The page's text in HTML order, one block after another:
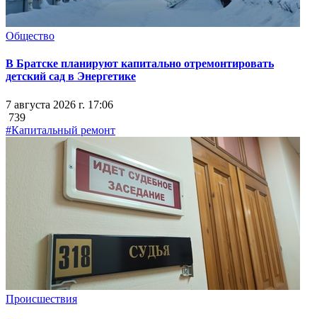
Общество
В Братске планируют капитально отремонтировать
детский сад в Энергетике
7 августа 2026 г. 17:06
739
#Капитальный ремонт
Происшествия